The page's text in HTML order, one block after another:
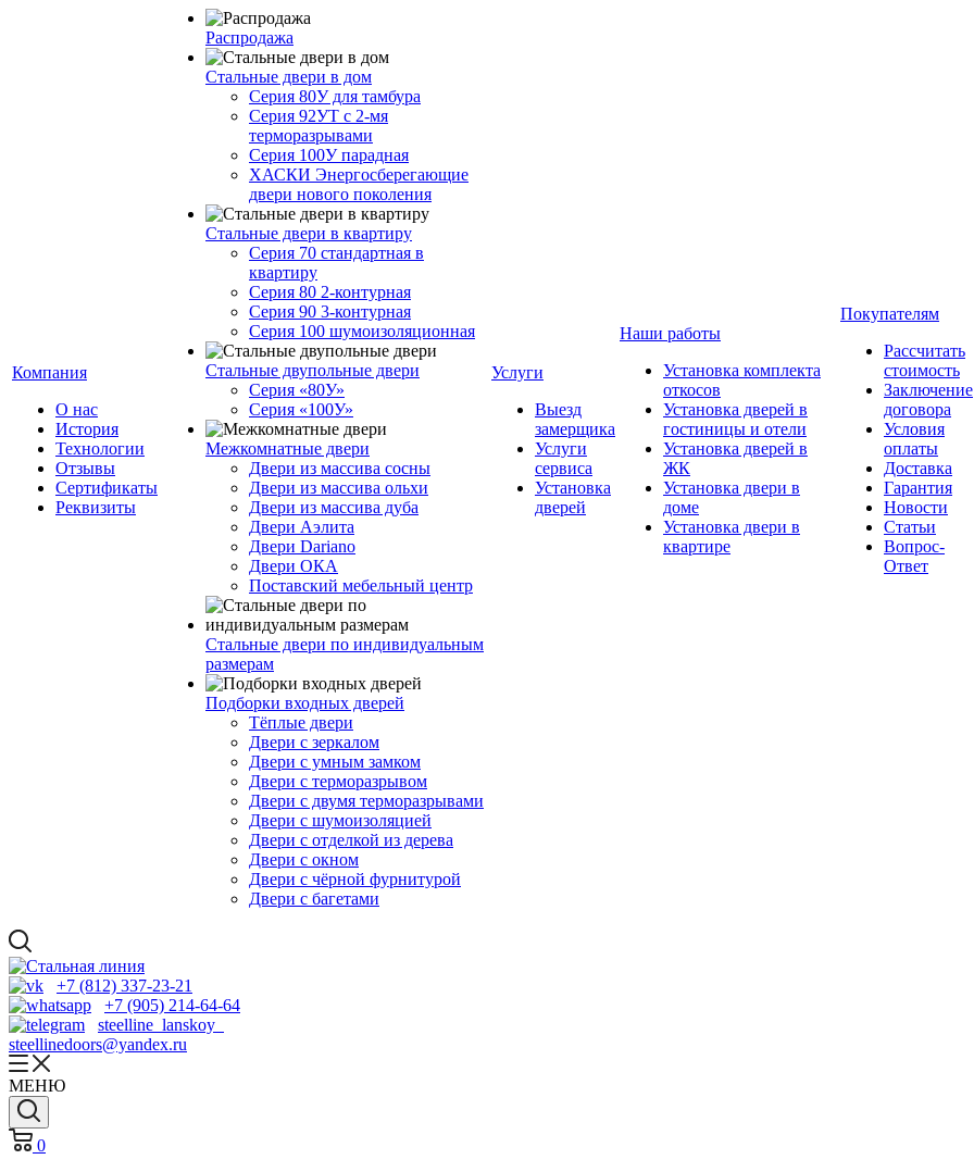
Компания
О нас
История
Технологии
Отзывы
Cертификаты
Реквизиты
Распродажа
Стальные двери в дом
Серия 80У для тамбура
Серия 92УТ с 2-мя
терморазрывами
Серия 100У парадная
ХАСКИ Энергосберегающие
двери нового поколения
Стальные двери в квартиру
Серия 70 стандартная в
квартиру
Серия 80 2-контурная
Серия 90 3-контурная
Серия 100 шумоизоляционная
Стальные двупольные двери
Серия «80У»
Серия «100У»
Межкомнатные двери
Двери из массива сосны
Двери из массива ольхи
Двери из массива дуба
Двери Аэлита
Двери Dariano
Двери ОКА
Поставский мебельный центр
Стальные двери по индивидуальным
размерам
Подборки входных дверей
Тёплые двери
Двери с зеркалом
Двери с умным замком
Двери с терморазрывом
Двери с двумя терморазрывами
Двери с шумоизоляцией
Двери с отделкой из дерева
Двери с окном
Двери с чёрной фурнитурой
Двери с багетами
Услуги
Выезд
замерщика
Услуги
сервиса
Установка
дверей
Наши работы
Установка комплекта
откосов
Установка дверей в
гостиницы и отели
Установка дверей в
ЖК
Установка двери в
доме
Установка двери в
квартире
Покупателям
Рассчитать
стоимость
Заключение
договора
Условия
оплаты
Доставка
Гарантия
Новости
Статьи
Вопрос-
Ответ
+7 (812) 337-23-21
+7 (905) 214-64-64
steelline_lanskoy
steellinedoors@yandex.ru
МЕНЮ
0